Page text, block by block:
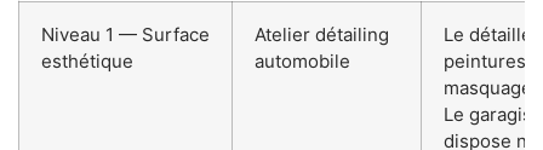
Niveau 1 — Surface
esthétique
Atelier détailing
automobile
Le
peintures
masquage
Le
dispose ni